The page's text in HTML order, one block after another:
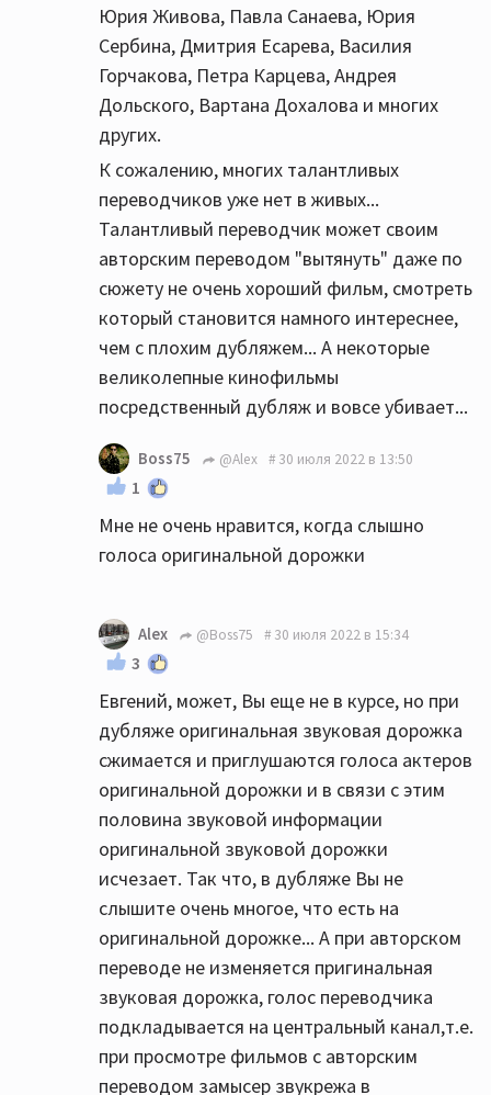
Юрия Живова, Павла Санаева, Юрия
Сербина, Дмитрия Есарева, Василия
Горчакова, Петра Карцева, Андрея
Дольского, Вартана Дохалова и многих
других.
К сожалению, многих талантливых
переводчиков уже нет в живых...
Талантливый переводчик может своим
авторским переводом "вытянуть" даже по
сюжету не очень хороший фильм, смотреть
который становится намного интереснее,
чем с плохим дубляжем... А некоторые
великолепные кинофильмы
посредственный дубляж и вовсе убивает...
Boss75 @Alex 30 июля 2022 в 13:50
1
Мне не очень нравится, когда слышно
голоса оригинальной дорожки
Alex @Boss75 30 июля 2022 в 15:34
3
Евгений, может, Вы еще не в курсе, но при
дубляже оригинальная звуковая дорожка
сжимается и приглушаются голоса актеров
оригинальной дорожки и в связи с этим
половина звуковой информации
оригинальной звуковой дорожки
исчезает. Так что, в дубляже Вы не
слышите очень многое, что есть на
оригинальной дорожке... А при авторском
переводе не изменяется пригинальная
звуковая дорожка, голос переводчика
подкладывается на центральный канал,т.е.
при просмотре фильмов с авторским
переводом замысер звукрежа в